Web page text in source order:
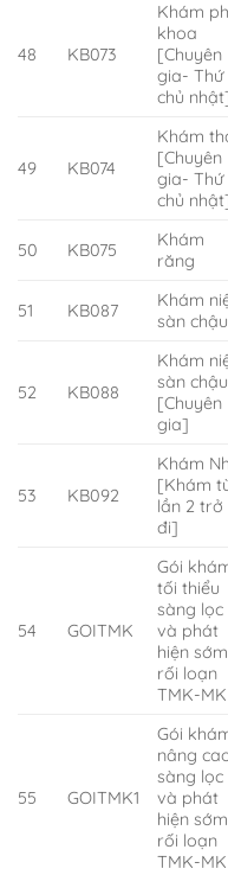
48 KB073
Khám
khoa
[Chuyên
gia- Thứ
chủ
49 KB074
Khám
[Chuyên
gia- Thứ
chủ
50 KB075
Khám
răng
51 KB087
Khám
sàn chậu
52 KB088
Khám
sàn chậu
[Chuyên
gia]
53 KB092
Khám
[Khám
lần 2 trở
đi]
54 GOITMK
Gói
tối thiểu
sàng lọc
và phát
hiện sớm
rối loạn
TMK-MK
55 GOITMK1
Gói
nâng
sàng lọc
và phát
hiện sớm
rối loạn
TMK-MK